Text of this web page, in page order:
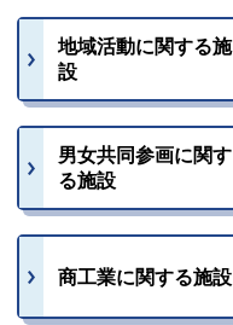
地域活動に関する施
設
男女共同参画に関す
る施設
商工業に関する施設